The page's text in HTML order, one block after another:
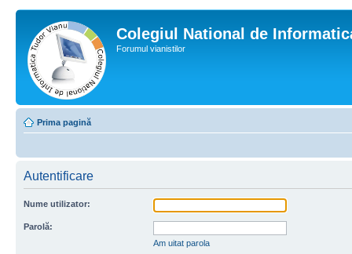
Colegiul National de
Forumul vianistilor
Prima pagină
Autentificare
Nume utilizator:
Parolă:
Am uitat parola